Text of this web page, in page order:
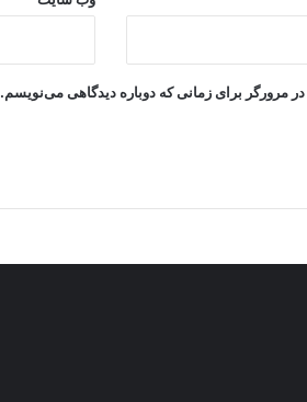
مرورگر برای زمانی که دوباره دیدگاهی می‌نویسم.